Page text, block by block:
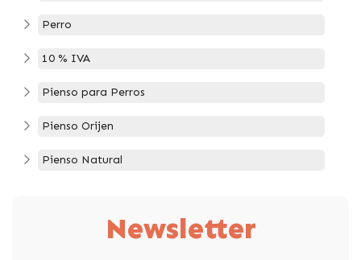
Perro
10 % IVA
Pienso para Perros
Pienso Orijen
Pienso Natural
Newsletter